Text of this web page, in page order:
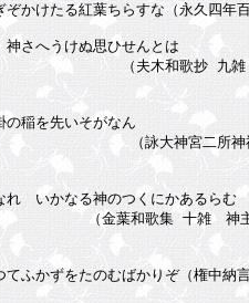
ぞかけたる紅葉ちらすな（永久四年
神さへうけぬ思ひせんとは
九雑　隆信
の稲を先いそがなん
所神祇百首
　いかなる神のつくにかあるらむ
雑　神主成助･
ふかずをたのむばかりぞ（権中納